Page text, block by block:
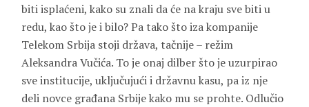
biti isplaćeni, kako su znali da će na kraju sve biti u
redu, kao što je i bilo? Pa tako što iza kompanije
Telekom Srbija stoji država, tačnije – režim
Aleksandra Vučića. To je onaj dilber što je uzurpirao
sve institucije, uključujući i državnu kasu, pa iz nje
deli novce građana Srbije kako mu se prohte. Odlučio